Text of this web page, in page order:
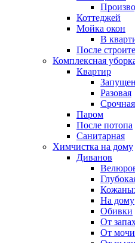
Коттеджей
Мойка окон
В
После
Комплексная
Квартир
Разовая
Срочная
Паром
После потопа
Санитарная
Химчистка на дому
Диванов
На дому
Обивки
От
От мочи